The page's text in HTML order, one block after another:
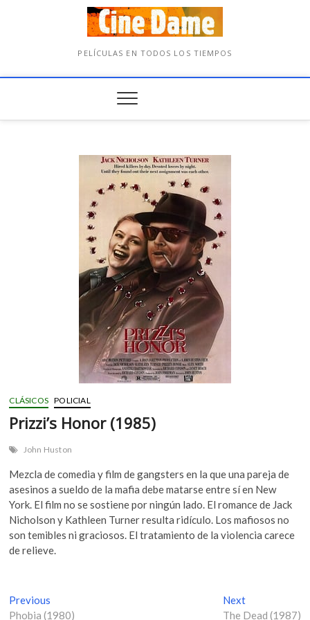
PELÍCULAS EN TODOS LOS TIEMPOS
CLÁSICOS POLICIAL
Prizzi’s Honor (1985)
John Huston
Mezcla de comedia y film de gangsters en la que una pareja de
asesinos a sueldo de la mafia debe matarse entre sí en New
York. El film no se sostiene por ningún lado. El romance de Jack
Nicholson y Kathleen Turner resulta ridículo. Los mafiosos no
son temibles ni graciosos. El tratamiento de la violencia carece
de relieve.
N
Previous
r
Phobia (1980)
NextN
e
The Dead (1987)